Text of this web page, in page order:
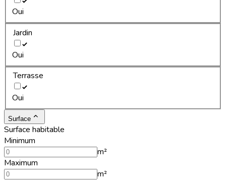
Oui
Jardin
Oui
Terrasse
Oui
Surface
Surface habitable
Minimum
m²
Maximum
m²